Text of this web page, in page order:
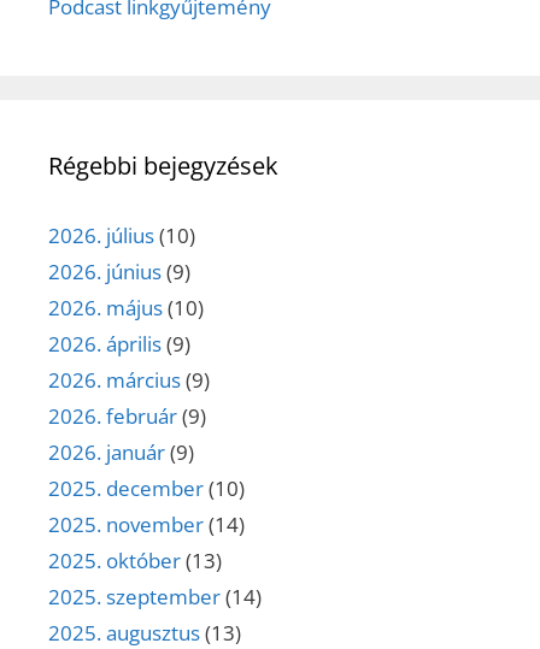
Podcast linkgyűjtemény
Régebbi bejegyzések
2026. július(10)
2026. június(9)
2026. május(10)
2026. április(9)
2026. március(9)
2026. február(9)
2026. január(9)
2025. december(10)
2025. november(14)
2025. október(13)
2025. szeptember(14)
2025. augusztus(13)